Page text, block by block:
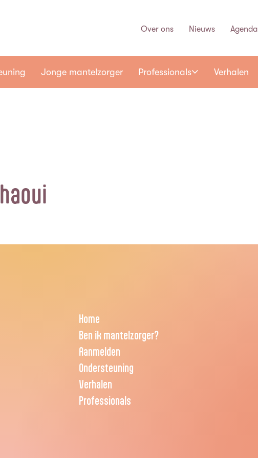
Over ons Nieuws Agenda
Jonge mantelzorger Professionals Verhalen
Home
Ben ik mantelzorger?
Aanmelden
Ondersteuning
Verhalen
Professionals